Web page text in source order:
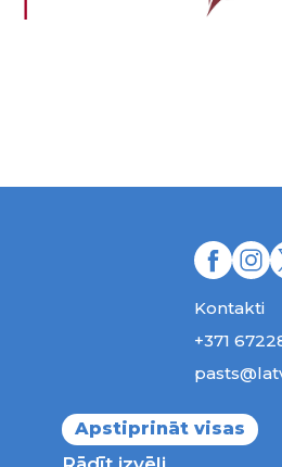
Kontakti
+371
Apstiprināt visas